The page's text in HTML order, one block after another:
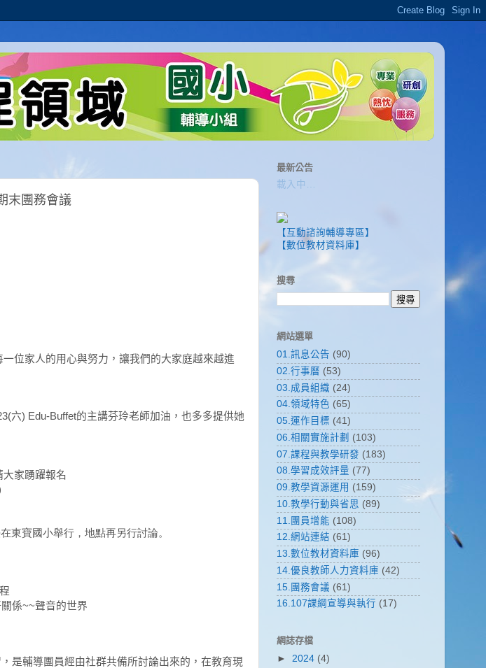
末團務會議
位家人的用心與努力，讓我們的大家庭越來越進
六) Edu-Buffet的主講芬玲老師加油，也多多提供她
家踴躍報名
東寶國小舉行，地點再另行討論。
係~~聲音的世界
是輔導團員經由社群共備所討論出來的，在教育現
最新公告
載入中…
【互動諮詢輔導專區】
【數位教材資料庫】
搜尋
網站選單
01.訊息公告 (90)
02.行事曆 (53)
03.成員組織 (24)
04.領域特色 (65)
05.運作目標 (41)
06.相關實施計劃 (103)
07.課程與教學研發 (183)
08.學習成效評量 (77)
09.教學資源運用 (159)
10.教學行動與省思 (89)
11.團員增能 (108)
12.網站連結 (61)
13.數位教材資料庫 (96)
14.優良教師人力資料庫 (42)
15.團務會議 (61)
16.107課綱宣導與執行 (17)
網誌存檔
► 2024 (4)